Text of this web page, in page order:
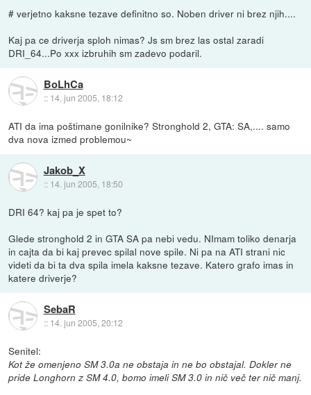
# verjetno kaksne tezave definitno so. Noben driver ni brez njih....
Kaj pa ce driverja sploh nimas? Js sm brez las ostal zaradi
DRI_64...Po xxx izbruhih sm zadevo podaril.
BoLhCa
:: 14. jun 2005, 18:12
ATI da ima poštimane gonilnike? Stronghold 2, GTA: SA,.... samo
dva nova izmed problemou~
Jakob_X
:: 14. jun 2005, 18:50
DRI 64? kaj pa je spet to?
Glede stronghold 2 in GTA SA pa nebi vedu. NImam toliko denarja
in cajta da bi kaj prevec spilal nove spile. Ni pa na ATI strani nic
videti da bi ta dva spila imela kaksne tezave. Katero grafo imas in
katere driverje?
SebaR
:: 14. jun 2005, 20:12
Senitel:
Kot že omenjeno SM 3.0a ne obstaja in ne bo obstajal. Dokler ne
pride Longhorn z SM 4.0, bomo imeli SM 3.0 in nič več ter nič manj.